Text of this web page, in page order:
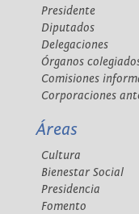
Presidente
Diputados
Delegaciones
Órganos
Comisiones
Corporaciones
Áreas
Cultura
Bienestar Social
Presidencia
Fomento